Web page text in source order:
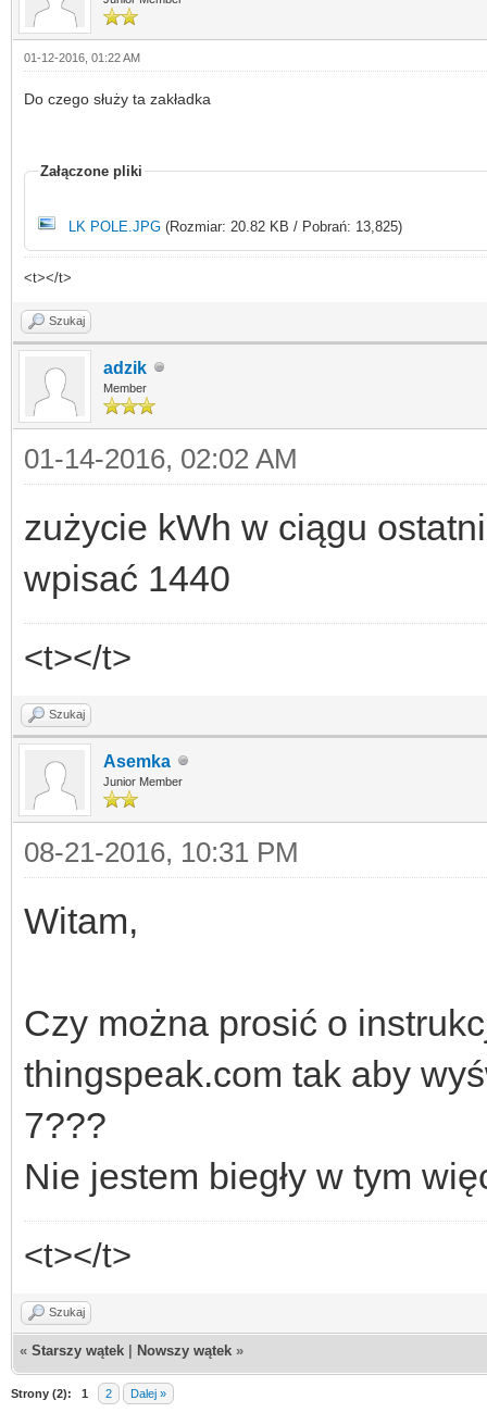
01-12-2016, 01:22 AM
Do czego służy ta zakładka
Załączone pliki
LK POLE.JPG (Rozmiar: 20.82 KB / Pobrań: 13,825)
<t></t>
Szukaj
adzik
Member
01-14-2016, 02:02 AM
zużycie kWh w ciągu
wpisać 1440
<t></t>
Szukaj
Asemka
Junior Member
08-21-2016, 10:31 PM
Witam,
Czy można prosić o
thingspeak.com tak aby
7???
Nie jestem biegły w tym
<t></t>
Szukaj
« Starszy wątek Nowszy wątek »
Strony (2): 1 2 Dalej »